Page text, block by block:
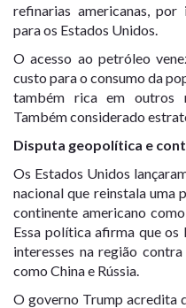
refinarias americanas,
para os Estados Unidos.
O acesso ao petróleo
custo para o consumo da
também rica em outros
Também considerado
Disputa geopolítica e
Os Estados Unidos
nacional que reinstala uma
continente americano
Essa política afirma que os
interesses na região
como China e Rússia.
O governo Trump acredita